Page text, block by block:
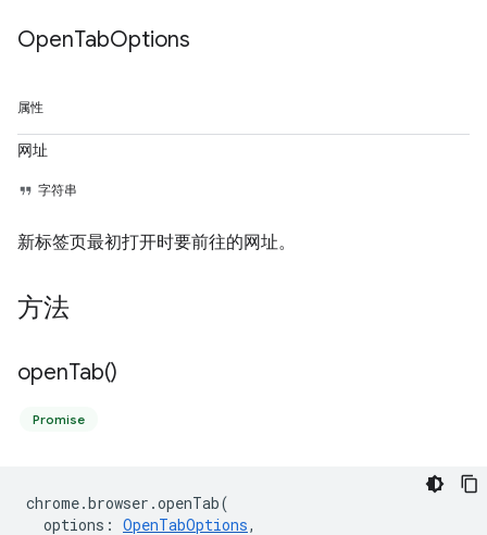
OpenTabOptions
属性
网址
字符串
新标签页最初打开时要前往的网址。
方法
openTab()
Promise
chrome.browser .openTab(
options : OpenTabOptions,